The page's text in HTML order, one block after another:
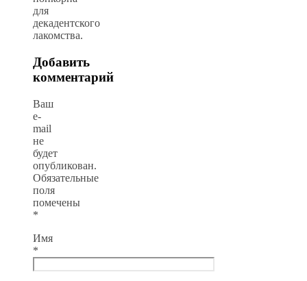
для
декадентского
лакомства.
Добавить
комментарий
Ваш
e-
mail
не
будет
опубликован.
Обязательные
поля
помечены
*
Имя
*